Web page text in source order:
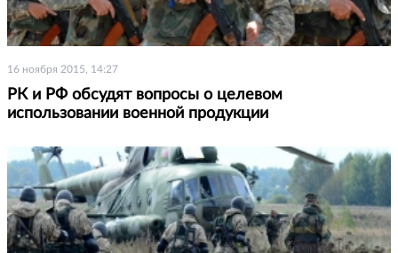
16 ноября 2015, 14:27
РК и РФ обсудят вопросы о целевом
использовании военной продукции